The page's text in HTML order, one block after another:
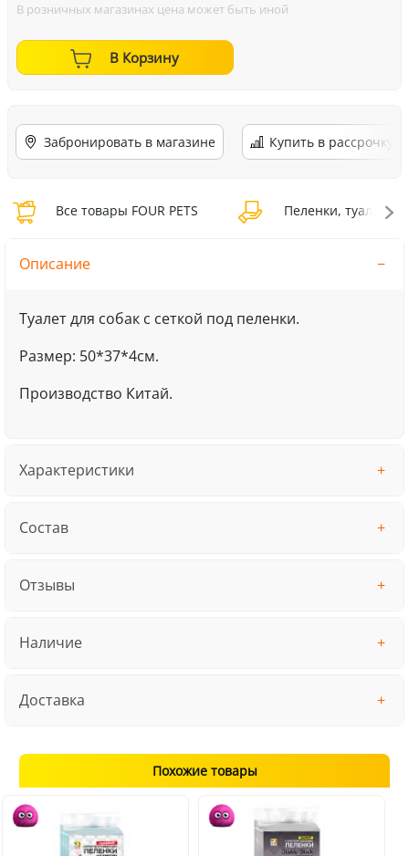
В розничных магазинах цена может быть иной
В Корзину
Забронировать в магазине Купить в рассрочку
Все товары FOUR PETS Пеленки, туалеты
Описание
Туалет для собак с сеткой под пеленки.
Размер: 50*37*4см.
Производство Китай.
Характеристики
Состав
Отзывы
Наличие
Доставка
Похожие товары